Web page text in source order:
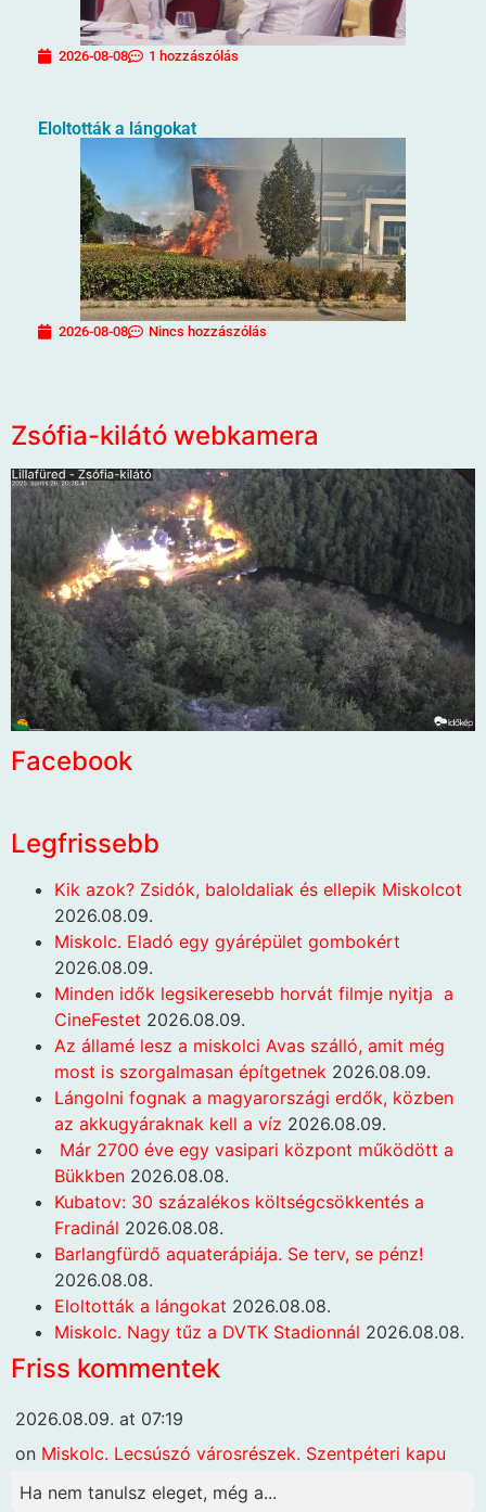
2026-08-08 1 hozzászólás
Eloltották a lángokat
2026-08-08 Nincs hozzászólás
Zsófia-kilátó webkamera
Facebook
Legfrissebb
Kik azok? Zsidók, baloldaliak és ellepik Miskolcot
2026.08.09.
Miskolc. Eladó egy gyárépület gombokért
2026.08.09.
Minden idők legsikeresebb horvát filmje nyitja a
CineFestet 2026.08.09.
Az államé lesz a miskolci Avas szálló, amit még
most is szorgalmasan építgetnek 2026.08.09.
Lángolni fognak a magyarországi erdők, közben
az akkugyáraknak kell a víz 2026.08.09.
Már 2700 éve egy vasipari központ működött a
Bükkben 2026.08.08.
Kubatov: 30 százalékos költségcsökkentés a
Fradinál 2026.08.08.
Barlangfürdő aquaterápiája. Se terv, se pénz!
2026.08.08.
Eloltották a lángokat 2026.08.08.
Miskolc. Nagy tűz a DVTK Stadionnál 2026.08.08.
Friss kommentek
2026.08.09. at 07:19
on Miskolc. Lecsúszó városrészek. Szentpéteri kapu
Ha nem tanulsz eleget, még a...